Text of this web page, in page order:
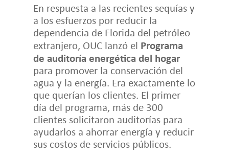
En respuesta a las recientes sequías y
a los esfuerzos por reducir la
dependencia de Florida del petróleo
extranjero, OUC lanzó el Programa
de auditoría energética del hogar
para promover la conservación del
agua y la energía. Era exactamente lo
que querían los clientes. El primer
día del programa, más de 300
clientes solicitaron auditorías para
ayudarlos a ahorrar energía y reducir
sus costos de servicios públicos.